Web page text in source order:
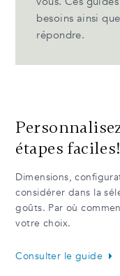
besoins ainsi
répondre.
étapes faciles!
Dimensions,
considérer dans la
goûts. Par où
votre choix.
Consulter le guide